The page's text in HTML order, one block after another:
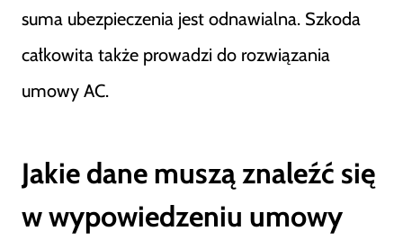
suma ubezpieczenia jest odnawialna. Szkoda
całkowita także prowadzi do rozwiązania
umowy AC.
Jakie dane muszą znaleźć się
w wypowiedzeniu umowy